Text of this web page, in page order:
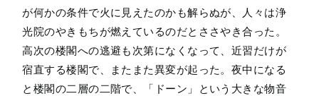
が何かの条件で火に見えたのかも解らぬが、人々は浄
光院のやきもちが燃えているのだとささやき合った。
高次の楼閣への逃避も次第になくなって、近習だけが
宿直する楼閣で、またまた異変が起った。夜中になる
と楼閣の二層の二階で、「ドーン」という大きな物音